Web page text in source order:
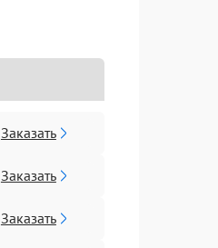
Заказать
Заказать
Заказать